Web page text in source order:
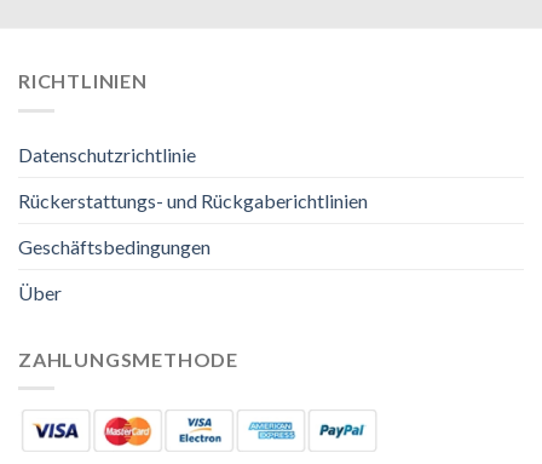
RICHTLINIEN
Datenschutzrichtlinie
Rückerstattungs- und Rückgaberichtlinien
Geschäftsbedingungen
Über
ZAHLUNGSMETHODE